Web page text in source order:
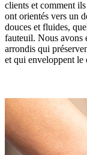
clients et comment
ont orientés vers un
douces et fluides,
fauteuil. Nous avons
arrondis qui
et qui enveloppent